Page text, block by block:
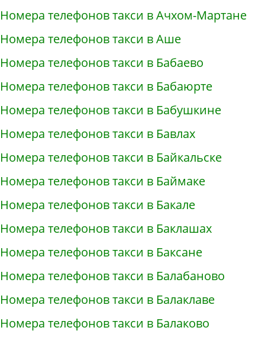
Номера телефонов такси в Ачхом-Мартане
Номера телефонов такси в Аше
Номера телефонов такси в Бабаево
Номера телефонов такси в Бабаюрте
Номера телефонов такси в Бабушкине
Номера телефонов такси в Бавлах
Номера телефонов такси в Байкальске
Номера телефонов такси в Баймаке
Номера телефонов такси в Бакале
Номера телефонов такси в Баклашах
Номера телефонов такси в Баксане
Номера телефонов такси в Балабаново
Номера телефонов такси в Балаклаве
Номера телефонов такси в Балаково